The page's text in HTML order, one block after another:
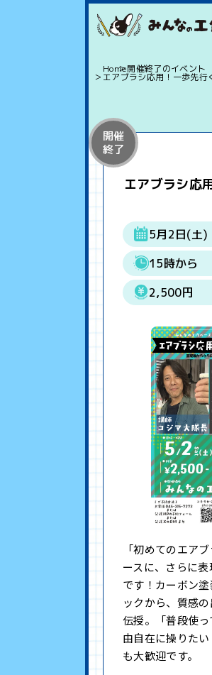
Home開催終了のイベント
エアブラシ応用！一歩先行
開催
終了
エアブラシ応
5月2日(土)
15時から
2,500円
「初めてのエア
ースに、さらに
です！カーボン
ックから、質感
伝授。「普段使
由自在に操りた
も大歓迎です。